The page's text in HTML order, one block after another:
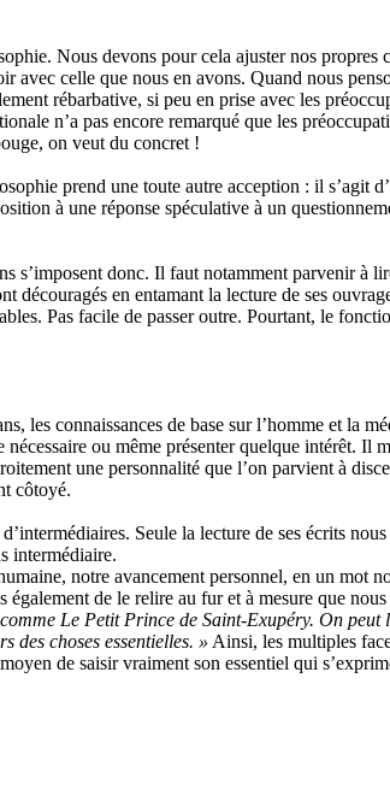
Nous devons pour cela ajuster nos
avec celle que nous en avons. Quand nous
rébarbative, si peu en prise avec les
n’a pas encore remarqué que les
on veut du concret !
prend une toute autre acception : il s’agit
à une réponse spéculative à un
donc. Il faut notamment parvenir à
découragés en entamant la lecture de ses
Pas facile de passer outre. Pourtant, le
les connaissances de base sur l’homme et la
ou même présenter quelque intérêt. Il
une personnalité que l’on parvient à
côtoyé.
Seule la lecture de ses écrits
intermédiaire.
notre avancement personnel, en un mot
de le relire au fur et à mesure que
Le Petit Prince de Saint-Exupéry. On
des choses essentielles. » Ainsi, les multiples
de saisir vraiment son essentiel qui